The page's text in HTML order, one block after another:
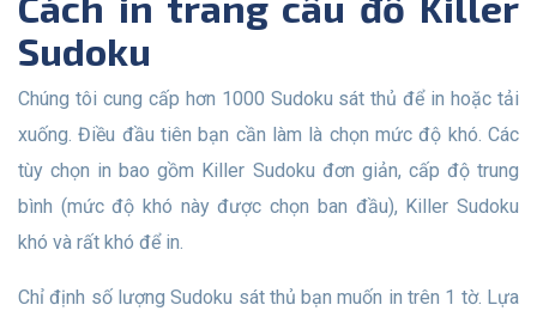
Sudoku
Chúng tôi cung cấp hơn 1000 Sudoku sát thủ để in hoặc tải
xuống. Điều đầu tiên bạn cần làm là chọn mức độ khó. Các
tùy chọn in bao gồm Killer Sudoku đơn giản, cấp độ trung
bình (mức độ khó này được chọn ban đầu), Killer Sudoku
khó và rất khó để in.
Chỉ định số lượng Sudoku sát thủ bạn muốn in trên 1 tờ. Lựa